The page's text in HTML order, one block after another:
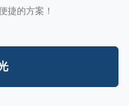
捷的方案！